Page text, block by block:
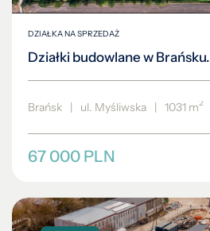
DZIAŁKA NA SPRZEDAŻ
Działki budowlane w Brańsku.
Brańsk | ul. Myśliwska | 1031 m2
67 000 PLN